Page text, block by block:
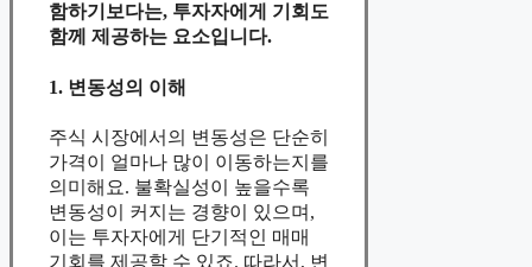
함하기보다는, 투자자에게 기회도
함께 제공하는 요소입니다.
1. 변동성의 이해
주식 시장에서의 변동성은 단순히
가격이 얼마나 많이 이동하는지를
의미해요. 불확실성이 높을수록
변동성이 커지는 경향이 있으며,
이는 투자자에게 단기적인 매매
기회를 제공할 수 있죠. 따라서, 변